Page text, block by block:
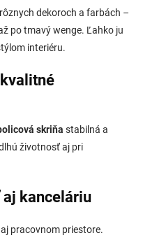
dekoroch a farbách –
po tmavý wenge. Ľahko ju
interiéru.
skriňa stabilná a
životnosť aj pri
aj kanceláriu
pracovnom priestore.